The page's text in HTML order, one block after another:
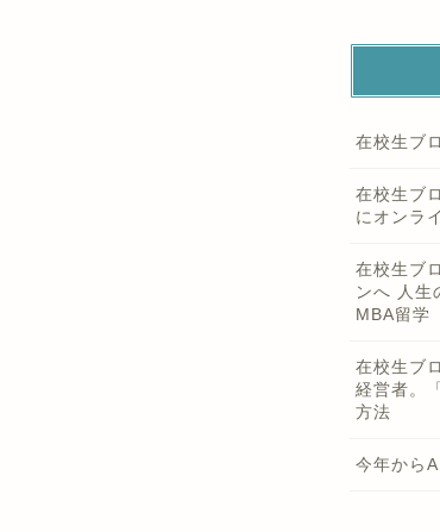
在校生ブ
在校生ブ
にオンラ
在校生ブ
ンへ 人生
MBA留学
在校生ブ
経営者。
方法
今年から